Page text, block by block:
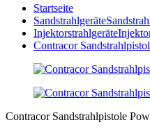
Startseite
Sandstrahlgeräte
Injektorstrahlgeräte
Contracor
Contracor Sandstrahlpistole